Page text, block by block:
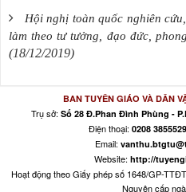
Hội nghị toàn quốc nghiên
làm theo tư tưởng, đạo đức,
(18/12/2019)
BAN TUYÊN GIÁO VÀ DÂN
Trụ sở: Số 28 Đ.Phan Đình Phùng -
Điện thoại: 0208 3855529
Email:
Website: http://
Hoạt động theo Giấy phép số 1648/GP-
Nguyên cấp